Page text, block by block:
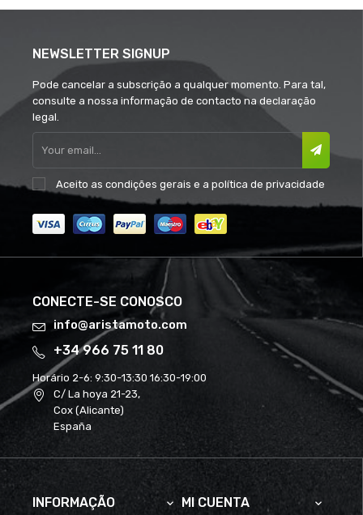
NEWSLETTER SIGNUP
Pode cancelar a subscrição a qualquer momento. Para tal,
consulte a nossa informação de contacto na declaração
legal.
Aceito as condições gerais e a política de privacidade
CONECTE-SE CONOSCO
info@aristamoto.com
+34 966 75 11 80
Horário 2-6: 9:30-13:30 16:30-19:00
C/ La hoya 21-23,
Cox (Alicante)
España
INFORMAÇÃO  MI CUENTA 